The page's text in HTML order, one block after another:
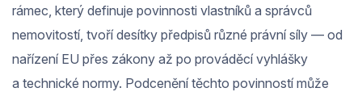
rámec, který definuje povinnosti vlastníků a správců
nemovitostí, tvoří desítky předpisů různé právní síly — od
nařízení EU přes zákony až po prováděcí vyhlášky
a technické normy. Podcenění těchto povinností může